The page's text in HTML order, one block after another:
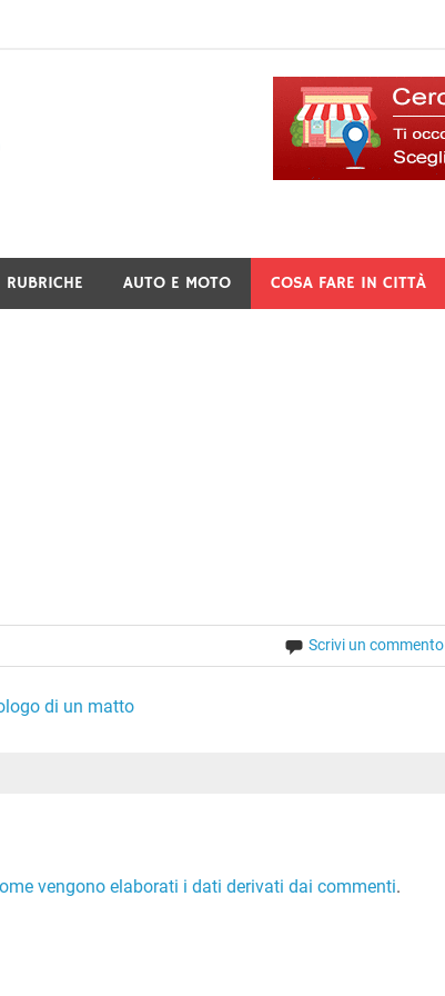
Il Blog Di Lancusi
RUBRICHE AUTO E MOTO COSA FARE IN CITTÀ
Scrivi un commento
di un matto
vengono elaborati i dati derivati dai commenti.